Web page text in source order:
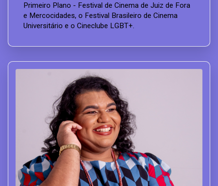
Primeiro Plano - Festival de Cinema de Juiz de Fora
e Mercocidades, o Festival Brasileiro de Cinema
Universitário e o Cineclube LGBT+.